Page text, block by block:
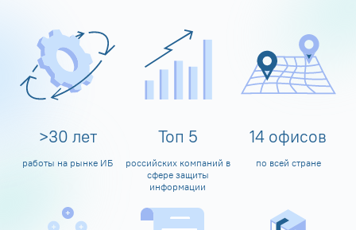
>30 лет
работы на рынке ИБ
Топ 5
российских компаний в
сфере защиты
информации
14 офисов
по всей стране